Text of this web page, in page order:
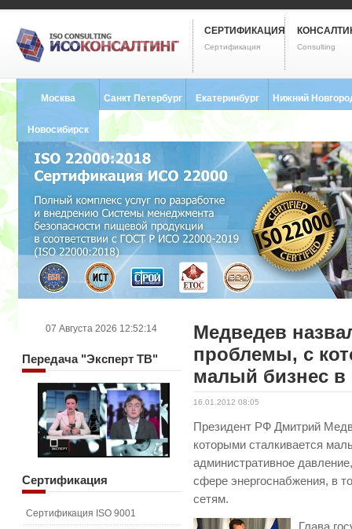
СЕРТИФИКАЦИЯ
Сертификация Consulting
Москва Санкт Петербург
8 (812) 748-2493
Екатеринбург
8 (343) 237-2593
Нижний
Новосибирск
8 (383) 227-8449
Медведев
проблемы, с
малый бизнес
16.01.2012 08:05
Президент РФ Дмитрий
которыми сталкивается
административное
сфере энергоснабжения, в
сетям.
07 Августа 2026 12:52:14
Передача"Эксперт ТВ"
Сертификация
Сертификация ISO 9001